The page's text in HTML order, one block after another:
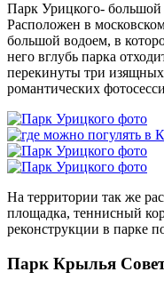
Парк Урицкого-
Расположен в
большой водоем, в
него вглубь парка
перекинуты три
романтических
На территории так же
площадка, теннисный
реконструкции в парке
Парк Крылья